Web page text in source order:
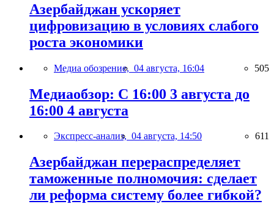
Азербайджан ускоряет
цифровизацию в условиях слабого
роста экономики
Медиа обозрение, 04 августа, 16:04 505
Медиаобзор: С 16:00 3 августа до
16:00 4 августа
Экспресс-анализ, 04 августа, 14:50 611
Азербайджан перераспределяет
таможенные полномочия: сделает
ли реформа систему более гибкой?